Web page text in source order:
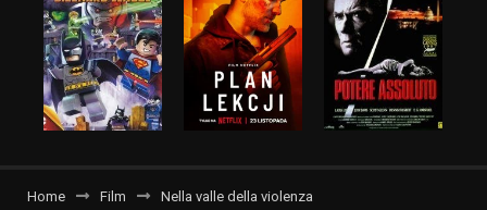
Home Film Nella valle della violenza